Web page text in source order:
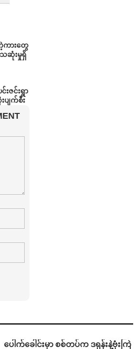
ားတွေ
ဆုံးမှုရှိ
ဇင်းရွာ
ျက်စီး
⁩ ⁨ပေါက်ခေါင်းမှာ စစ်တပ်က ဒရုန်းနဲ့ဗုံးကြဲ